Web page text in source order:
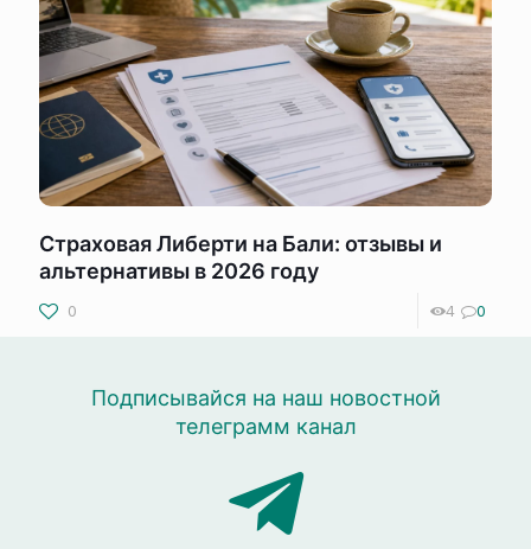
Страховая Либерти на Бали: отзывы и
альтернативы в 2026 году
0 4 0
Подписывайся на наш новостной
телеграмм канал